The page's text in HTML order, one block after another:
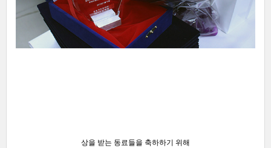
상을 받는 동료들을 축하하기 위해